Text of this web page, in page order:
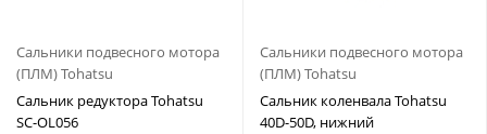
Сальники подвесного мотора
(ПЛМ) Tohatsu
Сальник редуктора Tohatsu
SC-OL056
Сальники подвесного мотора
(ПЛМ) Tohatsu
Сальник коленвала Tohatsu
40D-50D, нижний